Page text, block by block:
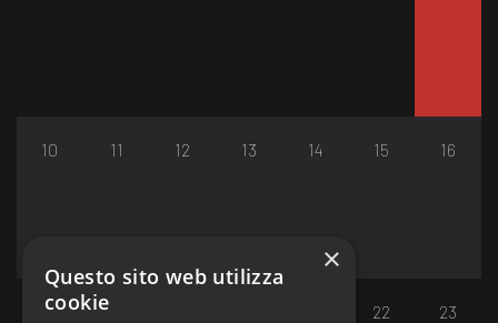
10 11 12 13 14 15 16
17 18 22 23
×
Questo sito web utilizza
cookie